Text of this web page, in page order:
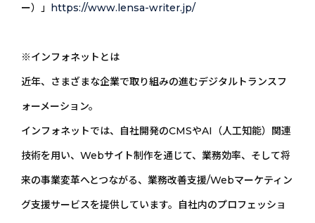
ー）」 https://www.lensa-writer.jp/
※インフォネットとは
近年、さまざまな企業で取り組みの進むデジタルトランスフ
ォーメーション。
インフォネットでは、自社開発のCMSやAI（人工知能）関連
技術を用い、Webサイト制作を通じて、業務効率、そして将
来の事業変革へとつながる、業務改善支援/Webマーケティン
グ支援サービスを提供しています。自社内のプロフェッショ